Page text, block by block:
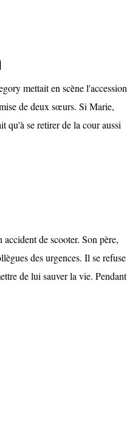
mettait en scène l'accession
de deux sœurs. Si Marie,
qu'à se retirer de la cour aussi
de scooter. Son père,
des urgences. Il se refuse
de lui sauver la vie. Pendant